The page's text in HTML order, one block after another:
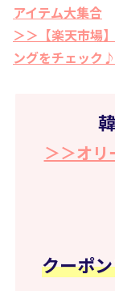
アイテム大集合
＞＞【楽天市場
ングをチェック♪
＞＞オリ
クーポ